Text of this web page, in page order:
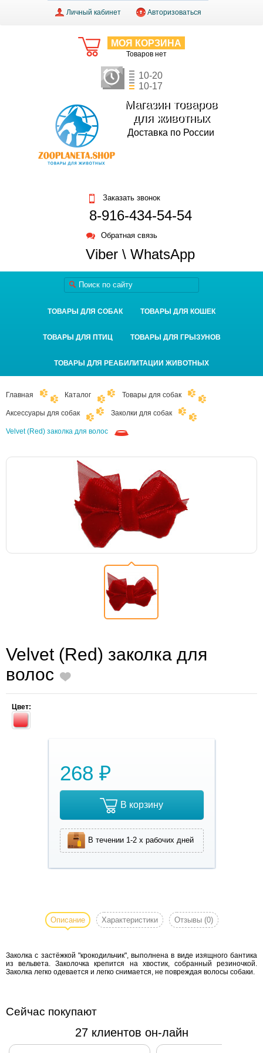
Личный кабинет Авторизоваться
МОЯ КОРЗИНА
Товаров нет
10-20
10-17
Магазин товаров
для животных
Доставка по России
Заказать звонок
8-916-434-54-54
Обратная связь
Viber \ WhatsApp
ТОВАРЫ ДЛЯ СОБАК ТОВАРЫ ДЛЯ КОШЕК
ТОВАРЫ ДЛЯ ПТИЦ ТОВАРЫ ДЛЯ ГРЫЗУНОВ
ТОВАРЫ ДЛЯ РЕАБИЛИТАЦИИ ЖИВОТНЫХ
Главная Каталог Товары для собак
Аксессуары для собак Заколки для собак
Velvet (Red) заколка для волос
Velvet (Red) заколка для
волос
Цвет:
268 ₽
В корзину
В течении 1-2 х рабочих дней
"крокодильчик",
выполнена в
бантика из
вельвета.
хвостик,
Заколка легко
Описание Характеристики Отзывы (0)
Заколка с застёжкой "крокодильчик", выполнена в виде изящного бантика
из вельвета. Заколочка крепится на хвостик, собранный резиночкой.
Заколка легко одевается и легко снимается, не повреждая волосы собаки.
Сейчас покупают
27 клиентов он-лайн